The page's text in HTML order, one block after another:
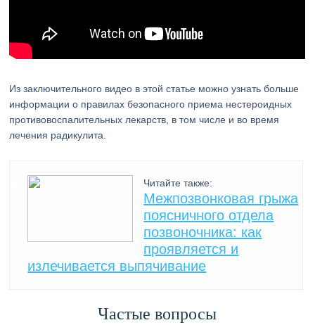
Из заключительного видео в этой статье можно узнать больше
информации о правилах безопасного приема нестероидных
противовоспалительных лекарств, в том числе и во время
лечения радикулита.
Читайте также:
Межпозвонковая грыжа
поясничного отдела
позвоночника: как
проявляется и
излечивается выпячивание
Частые вопросы